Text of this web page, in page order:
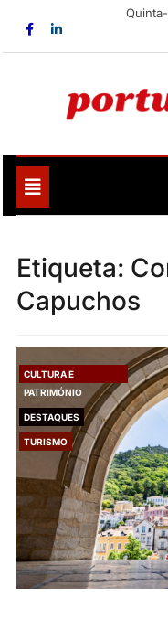
Toggle
navigation
Etiqueta:
Capuchos
CULTURA E
PATRIMÓNIO
DESTAQUES
TURISMO